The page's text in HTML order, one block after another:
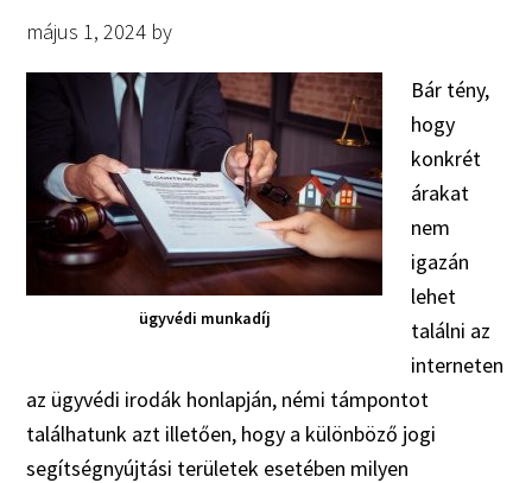
május 1, 2024 by
ügyvédi munkadíj
Bár tény,
hogy
konkrét
árakat
nem
igazán
lehet
találni az
interneten
az ügyvédi irodák honlapján, némi támpontot
találhatunk azt illetően, hogy a különböző jogi
segítségnyújtási területek esetében milyen